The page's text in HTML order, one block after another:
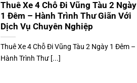
Thuê Xe 4 Chỗ Đi Vũng Tàu 2 Ngày
1 Đêm – Hành Trình Thư Giãn Với
Dịch Vụ Chuyên Nghiệp
Thuê Xe 4 Chỗ Đi Vũng Tàu 2 Ngày 1 Đêm –
Hành Trình Thư [...]